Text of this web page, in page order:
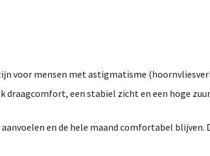
voor mensen metastigmatisme
draagcomfort, een stabiel zicht en een hoge
en de hele maand comfortabel blijven.